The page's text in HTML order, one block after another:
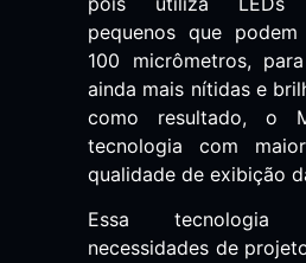
pequenos que
100 micrômetros,
ainda mais nítidas e
como resultado, o
tecnologia com
qualidade de exibição
Essa
necessidades de